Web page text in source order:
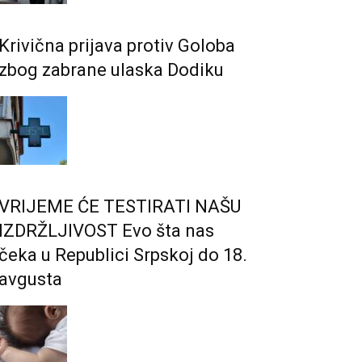
prijava protiv Goloba
zabrane ulaska Dodiku
ĆE TESTIRATI NAŠU
Evo šta nas
u Republici Srpskoj do 18.